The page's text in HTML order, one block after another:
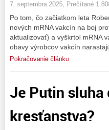
7. septembra 2025, Prečítané 1
Po tom, čo začiatkom leta
nových mRNA vakcín na boj
aktualizovať) a vyškrtol mRNA
obavy výrobcov vakcín
Pokračovanie článku
Je Putin sluha
kresťanstva?